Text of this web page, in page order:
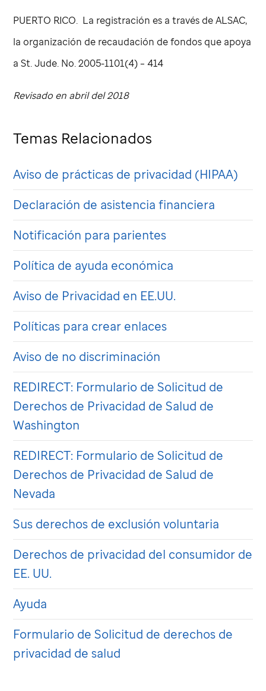
PUERTO RICO. La registración es a través de ALSAC,
la organización de recaudación de fondos que apoya
aSt. Jude. No. 2005-1101(4) – 414
Revisado en abril del 2018
Temas Relacionados
Aviso de prácticas de privacidad (HIPAA)
Declaración de asistencia financiera
Notificación para parientes
Política de ayuda económica
Aviso de Privacidad en EE.UU.
Políticas para crear enlaces
Aviso de no discriminación
REDIRECT: Formulario de Solicitud de
Derechos de Privacidad de Salud de
Washington
REDIRECT: Formulario de Solicitud de
Derechos de Privacidad de Salud de
Nevada
Sus derechos de exclusión voluntaria
Derechos de privacidad del consumidor de
EE. UU.
Ayuda
Formulario de Solicitud de derechos de
privacidad de salud